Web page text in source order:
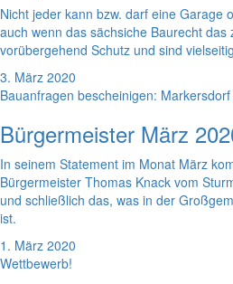
Nicht jeder kann bzw. darf eine Garage
auch wenn das sächsiche Baurecht das
vorübergehend Schutz und sind
3. März 2020
Bauanfragen bescheinigen:
Bürgermeister März
In seinem Statement im Monat März
Bürgermeister Thomas Knack vom
und schließlich das, was in der
ist.
1. März 2020
Wettbewerb!